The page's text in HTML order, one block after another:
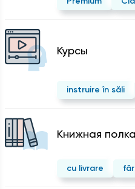
Курсы
instruire în săli
Kнижная полка
cu livrare